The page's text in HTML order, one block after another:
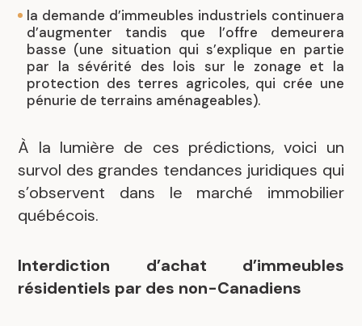
la demande d’immeubles industriels continuera
d’augmenter tandis que l’offre demeurera
basse (une situation qui s’explique en partie
par la sévérité des lois sur le zonage et la
protection des terres agricoles, qui crée une
pénurie de terrains aménageables).
À la lumière de ces prédictions, voici un
survol des grandes tendances juridiques qui
s’observent dans le marché immobilier
québécois.
Interdiction d’achat d’immeubles
résidentiels par des non-Canadiens